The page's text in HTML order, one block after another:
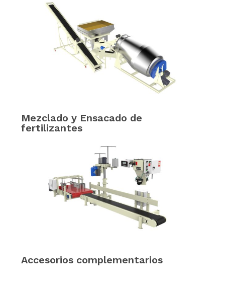
Mezclado y Ensacado de
fertilizantes
Accesorios complementarios